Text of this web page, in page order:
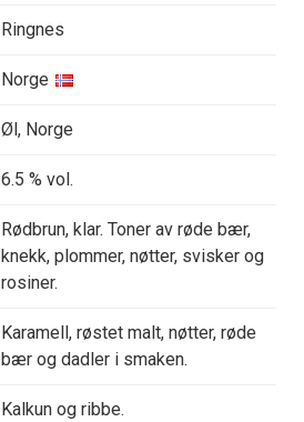
Ringnes
Norge
Øl, Norge
6.5 % vol.
Rødbrun, klar. Toner av røde bær,
knekk, plommer, nøtter, svisker og
rosiner.
Karamell, røstet malt, nøtter, røde
bær og dadler i smaken.
Kalkun og ribbe.